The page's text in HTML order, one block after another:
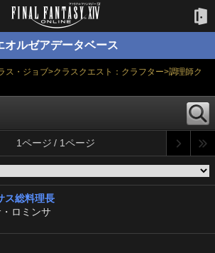
オルゼアデータベース
ス・ジョブ>クラスクエスト：クラフター>調理師ク
1ページ / 1ページ
ス総料理長
・ロミンサ